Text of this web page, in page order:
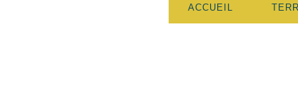
ACCUEIL